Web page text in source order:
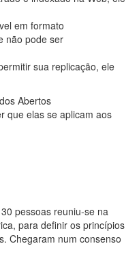
em formato
não pode ser
sua replicação, ele
Abertos
que elas se aplicam aos
pessoas reuniu-se na
para definir os princípios
Chegaram num consenso